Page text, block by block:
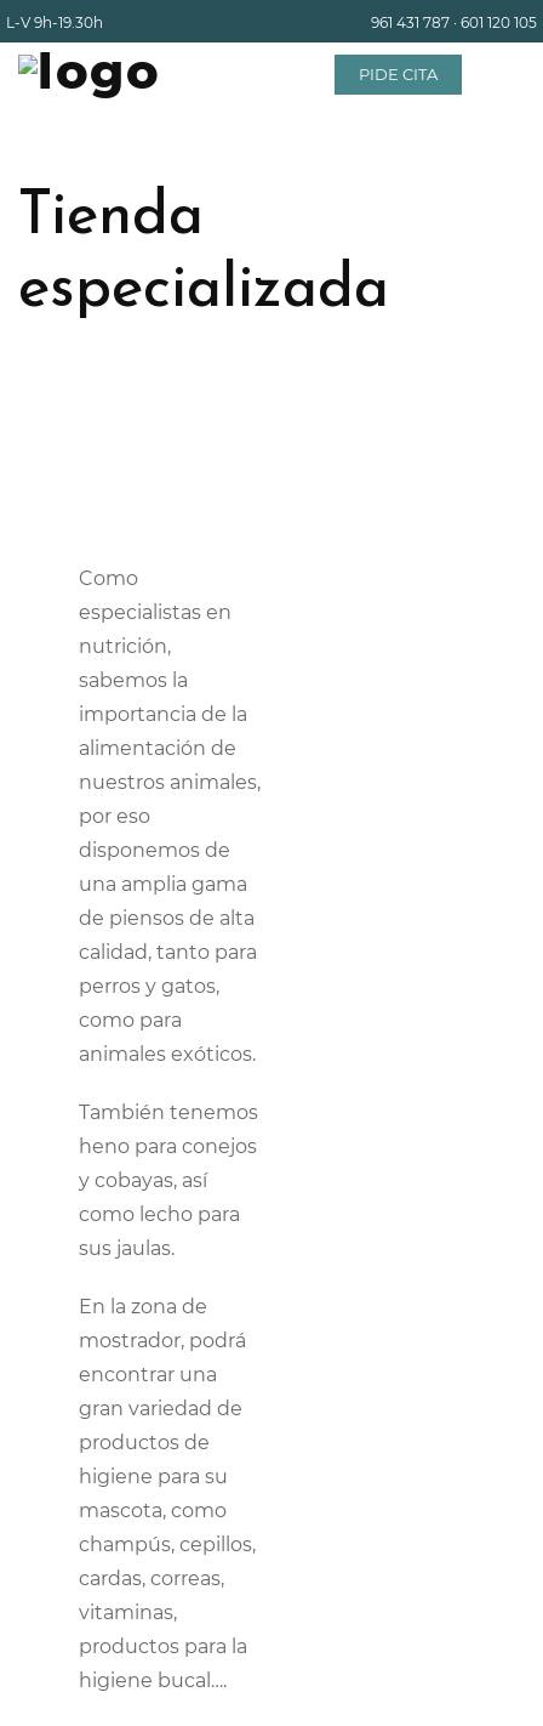
L-V9h-19.30h 961 431 787 · 601 120 105
PIDE CITA
INICIO
EQUIPO
CONTACTO
Tienda
especializada
Como
especialistas en
nutrición,
sabemos la
importancia de la
alimentación de
nuestros animales,
por eso
disponemos de
una amplia gama
de piensos de alta
calidad, tanto para
perros y gatos,
como para
animales exóticos.
También tenemos
heno para conejos
y cobayas, así
como lecho para
sus jaulas.
En la zona de
mostrador, podrá
encontrar una
gran variedad de
productos de
higiene para su
mascota, como
champús, cepillos,
cardas, correas,
vitaminas,
productos para la
higiene bucal….